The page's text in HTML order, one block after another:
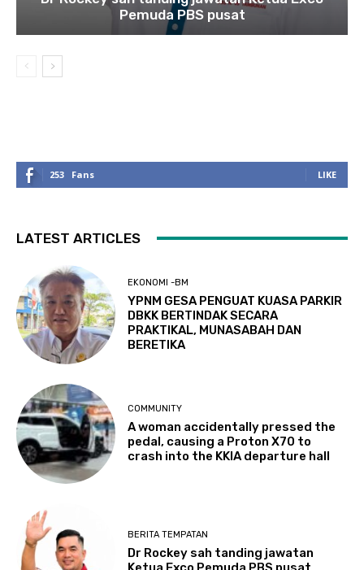
Pemuda PBS pusat
253 Fans LIKE
LATEST ARTICLES
EKONOMI -BM
YPNM GESA PENGUAT KUASA PARKIR
DBKK BERTINDAK SECARA
PRAKTIKAL, MUNASABAH DAN
BERETIKA
COMMUNITY
A woman accidentally pressed the
pedal, causing a Proton X70 to
crash into the KKIA departure hall
BERITA TEMPATAN
Dr Rockey sah tanding jawatan